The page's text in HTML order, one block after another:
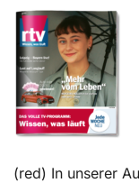
(red) In unserer